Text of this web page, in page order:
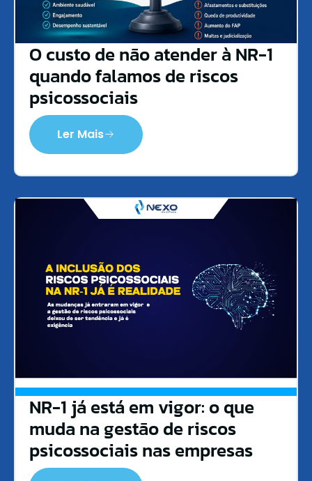
O custo de não atender à NR-1
quando falamos de riscos
psicossociais
Ler Mais
NR-1 já está em vigor: o que
muda na gestão de riscos
psicossociais nas empresas